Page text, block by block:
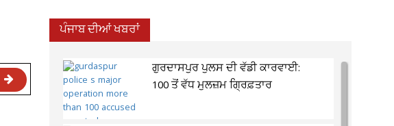
ਪੰਜਾਬ ਦੀਆਂ ਖਬਰਾਂ
ਗੁਰਦਾਸਪੁਰ ਪੁਲਸ ਦੀ ਵੱਡੀ ਕਾਰਵਾਈ:
100 ਤੋਂ ਵੱਧ ਮੁਲਜ਼ਮ ਗ੍ਰਿਫ਼ਤਾਰ